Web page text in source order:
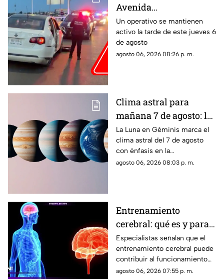
Avenida
Aguascalientes?
Reportan persecución y
accidente vehicular
Un operativo se mantienen
activo la tarde de este jueves 6
de agosto
agosto 06, 2026 08:26 p. m.
Clima astral para
mañana 7 de agosto: la
Luna cambia a Géminis
y favorece la
comunicación
La Luna en Géminis marca el
clima astral del 7 de agosto
con énfasis en la
comunicación, las ideas y los
agosto 06, 2026 08:03 p. m.
Entrenamiento
cerebral: qué es y para
qué sirve
Especialistas señalan que el
entrenamiento cerebral puede
contribuir al funcionamiento
cognitivo cuando se combina
agosto 06, 2026 07:55 p. m.